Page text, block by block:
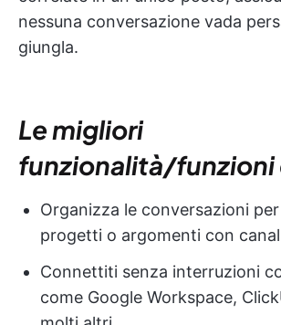
nessuna conversazione vada
giungla.
Le migliori
funzionalità/funzioni
Organizza le conversazioni
progetti o argomenti con
Connettiti senza interruzioni
come Google Workspace,